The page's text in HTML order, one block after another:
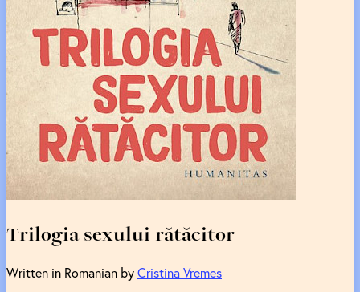
Trilogia sexului rătăcitor
Written in Romanian byCristina Vremes